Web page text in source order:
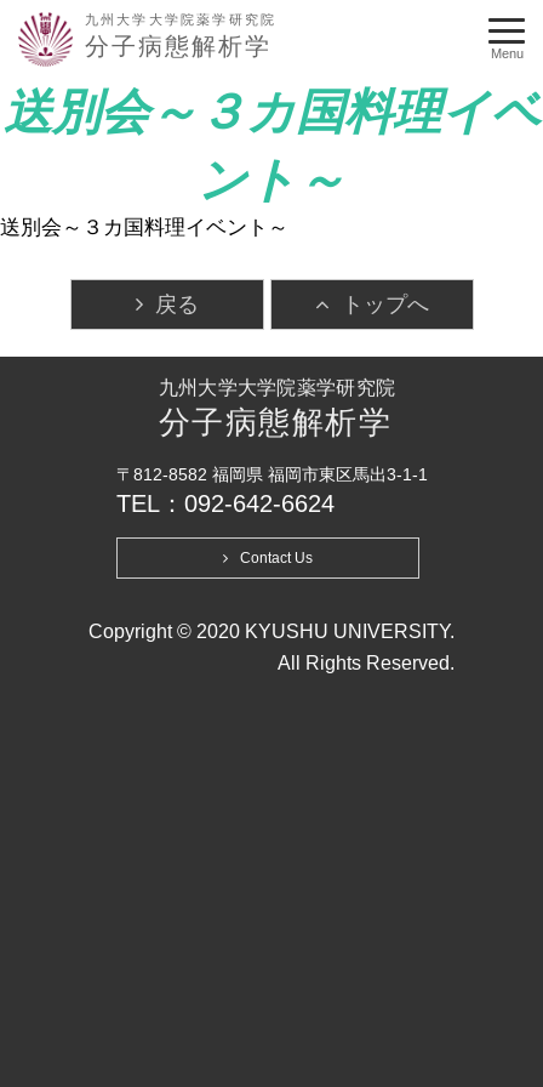
九州大学大学院薬学研究院
分子病態解析学 Menu
送別会～３カ国料理イベ
ント～
送別会～３カ国料理イベント～
戻る トップへ
九州大学大学院薬学研究院
分子病態解析学
〒812-8582 福岡県 福岡市東区馬出3-1-1
TEL：092-642-6624
Contact Us
Copyright © 2020 KYUSHU UNIVERSITY.
All Rights Reserved.